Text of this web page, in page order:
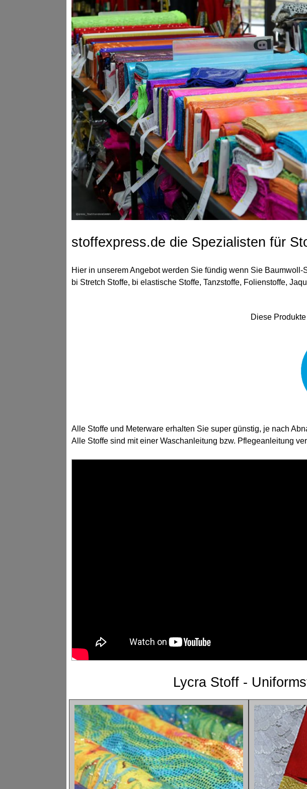
stoffexpress.de die Spezialisten für
Hier in unserem Angebot werden Sie fündig wenn Sie
bi Stretch Stoffe, bi elastische Stoffe, Tanzstoffe, Folienstoffe,
Diese
Alle Stoffe und Meterware erhalten Sie super günstig, je nach
Alle Stoffe sind mit einer Waschanleitung bzw. Pflegeanleitung
Lycra Stoff -